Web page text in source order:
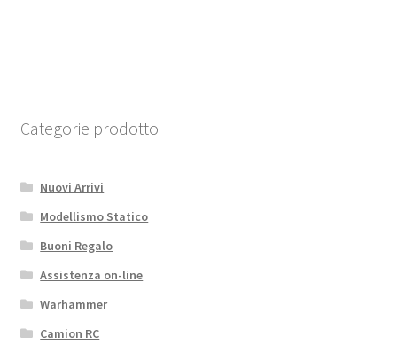
S-
Categorie prodotto
Nuovi Arrivi
Modellismo Statico
Buoni Regalo
Assistenza on-line
Warhammer
Camion RC